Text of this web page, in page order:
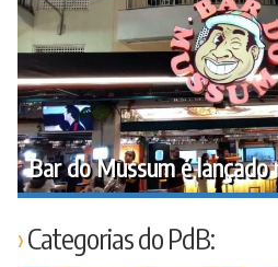
Bar do Mussum é
Categorias do PdB: